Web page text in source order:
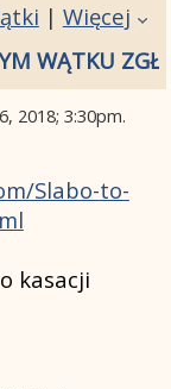
| Więcej
WĄTKU
2018; 3:30pm.
Slabo-to-
kasacji